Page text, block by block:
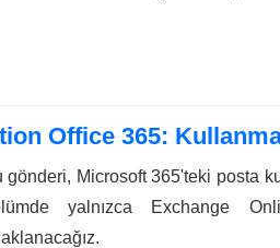
Office 365:
gönderi, Microsoft 365'teki posta
yalnızca Exchange